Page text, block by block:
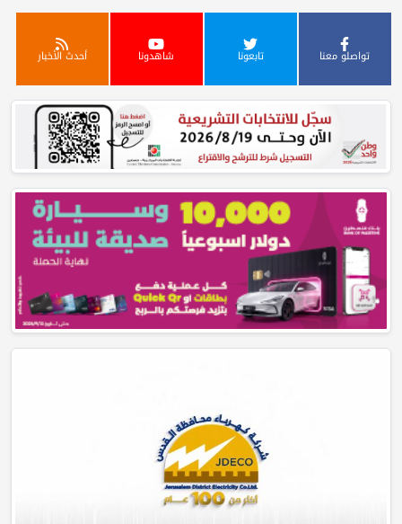
تواصلو معنا تابعونا شاهدونا أحدث الأخبار